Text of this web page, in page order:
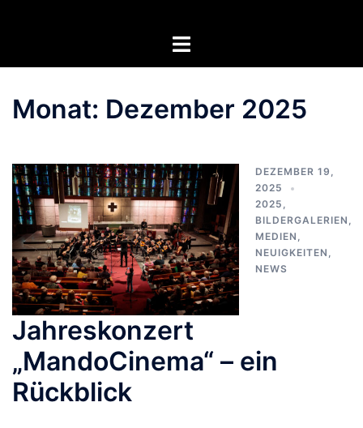
Menü
Monat: Dezember 2025
DEZEMBER 19,
2025
2025 ,
BILDERGALERIEN ,
MEDIEN ,
NEUIGKEITEN ,
NEWS
Jahreskonzert
„MandoCinema“ – ein
Rückblick